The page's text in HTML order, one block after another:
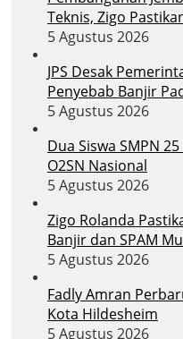
Teknis, Zigo
5 Agustus 2026
JPS Desak
Penyebab Banjir
5 Agustus 2026
Dua Siswa SMPN
O2SN Nasional
5 Agustus 2026
Zigo Rolanda
Banjir dan SPAM
5 Agustus 2026
Fadly Amran
Kota Hildesheim
5 Agustus 2026